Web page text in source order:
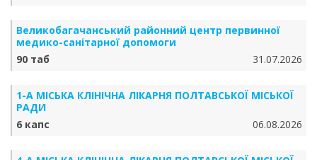
Великобагачанський районний центр первинної
медико-санітарної допомоги
90 таб
31.07.2026
1-А МІСЬКА КЛІНІЧНА ЛІКАРНЯ ПОЛТАВСЬКОЇ МІСЬКОЇ
РАДИ
6 капс
06.08.2026